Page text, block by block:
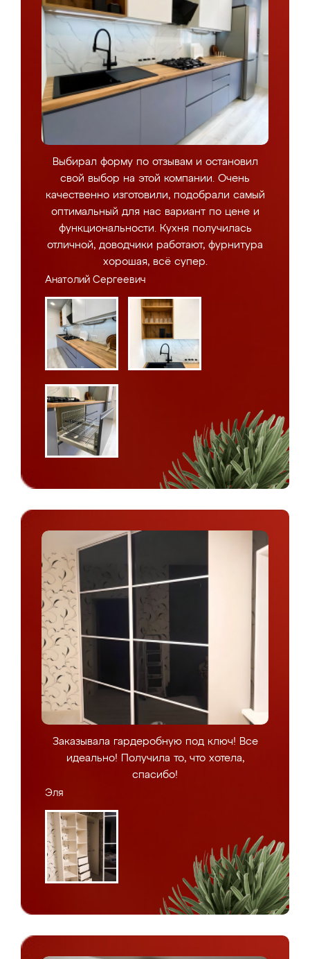
Выбирал форму по отзывам и остановил
свой выбор на этой компании. Очень
качественно изготовили, подобрали самый
оптимальный для нас вариант по цене и
функциональности. Кухня получилась
отличной, доводчики работают, фурнитура
хорошая, всё супер.
Анатолий Сергеевич
Заказывала гардеробную под ключ! Все
идеально! Получила то, что хотела,
спасибо!
Эля